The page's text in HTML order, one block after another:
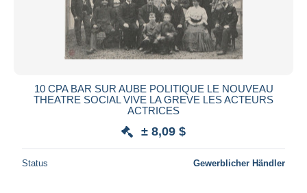
10 CPA BAR SUR AUBE POLITIQUE LE NOUVEAU
THEATRE SOCIAL VIVE LA GREVE LES ACTEURS
ACTRICES
± 8,09 $
Status Gewerblicher Händler